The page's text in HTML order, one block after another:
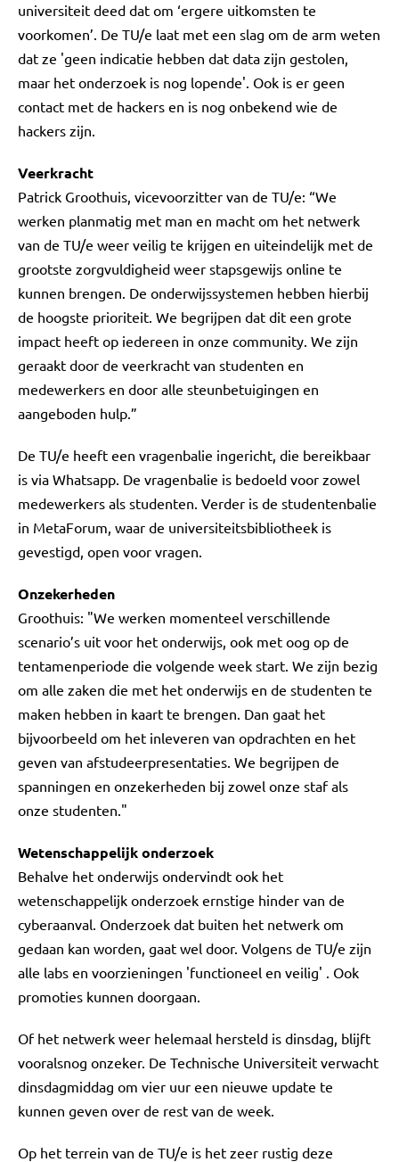
universiteit deed dat om ‘ergere uitkomsten te
voorkomen’. De TU/e laat met een slag om de arm weten
dat ze 'geen indicatie hebben dat data zijn gestolen,
maar het onderzoek is nog lopende'. Ook is er geen
contact met de hackers en is nog onbekend wie de
hackers zijn.
Veerkracht
Patrick Groothuis, vicevoorzitter van de TU/e: “We
werken planmatig met man en macht om het netwerk
van de TU/e weer veilig te krijgen en uiteindelijk met de
grootste zorgvuldigheid weer stapsgewijs online te
kunnen brengen. De onderwijssystemen hebben hierbij
de hoogste prioriteit. We begrijpen dat dit een grote
impact heeft op iedereen in onze community. We zijn
geraakt door de veerkracht van studenten en
medewerkers en door alle steunbetuigingen en
aangeboden hulp.”
De TU/e heeft een vragenbalie ingericht, die bereikbaar
is via Whatsapp. De vragenbalie is bedoeld voor zowel
medewerkers als studenten. Verder is de studentenbalie
in MetaForum, waar de universiteitsbibliotheek is
gevestigd, open voor vragen.
Onzekerheden
Groothuis: "We werken momenteel verschillende
scenario’s uit voor het onderwijs, ook met oog op de
tentamenperiode die volgende week start. We zijn bezig
om alle zaken die met het onderwijs en de studenten te
maken hebben in kaart te brengen. Dan gaat het
bijvoorbeeld om het inleveren van opdrachten en het
geven van afstudeerpresentaties. We begrijpen de
spanningen en onzekerheden bij zowel onze staf als
onze studenten."
Wetenschappelijk onderzoek
Behalve het onderwijs ondervindt ook het
wetenschappelijk onderzoek ernstige hinder van de
cyberaanval. Onderzoek dat buiten het netwerk om
gedaan kan worden, gaat wel door. Volgens de TU/e zijn
alle labs en voorzieningen 'functioneel en veilig' . Ook
promoties kunnen doorgaan.
Of het netwerk weer helemaal hersteld is dinsdag, blijft
vooralsnog onzeker. De Technische Universiteit verwacht
dinsdagmiddag om vier uur een nieuwe update te
kunnen geven over de rest van de week.
Op het terrein van de TU/e is het zeer rustig deze